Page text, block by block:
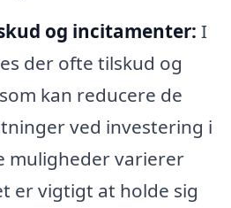
og incitamenter: I
der ofte tilskud og
kan reducere de
ved investering i
muligheder varierer
er vigtigt at holde sig